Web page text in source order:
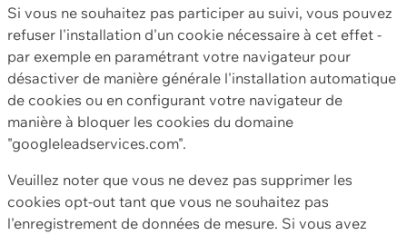
Si vous ne souhaitez pas participer au suivi, vous pouvez
refuser l'installation d'un cookie nécessaire à cet effet -
par exemple en paramétrant votre navigateur pour
désactiver de manière générale l'installation automatique
de cookies ou en configurant votre navigateur de
manière à bloquer les cookies du domaine
"googleleadservices.com".
Veuillez noter que vous ne devez pas supprimer les
cookies opt-out tant que vous ne souhaitez pas
l'enregistrement de données de mesure. Si vous avez